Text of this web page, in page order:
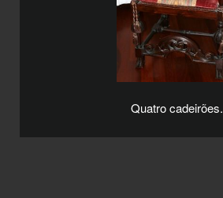
Quatro cadeirões.